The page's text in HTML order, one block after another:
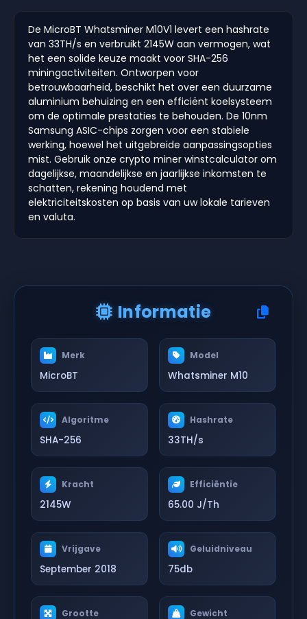
De MicroBT Whatsminer M10V1 levert een hashrate
van 33TH/s en verbruikt 2145W aan vermogen, wat
het een solide keuze maakt voor SHA-256
miningactiviteiten. Ontworpen voor
betrouwbaarheid, beschikt het over een duurzame
aluminium behuizing en een efficiënt koelsysteem
om de optimale prestaties te behouden. De 10nm
Samsung ASIC-chips zorgen voor een stabiele
werking, hoewel het uitgebreide aanpassingsopties
mist. Gebruik onze crypto miner winstcalculator om
dagelijkse, maandelijkse en jaarlijkse inkomsten te
schatten, rekening houdend met
elektriciteitskosten op basis van uw lokale tarieven
en valuta.
Informatie
Merk
MicroBT
Model
Whatsminer M10
Algoritme
SHA-256
Hashrate
33TH/s
Kracht
2145W
Efficiëntie
65.00 J/Th
Vrijgave
September 2018
Geluidniveau
75db
Grootte Gewicht